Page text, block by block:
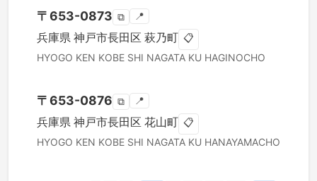
〒653-0873 ⧉ 📍
兵庫県 神戸市長田区 萩乃町 📋
HYOGO KEN KOBE SHI NAGATA KU HAGINOCHO
〒653-0876 ⧉ 📍
兵庫県 神戸市長田区 花山町 📋
HYOGO KEN KOBE SHI NAGATA KU HANAYAMACHO